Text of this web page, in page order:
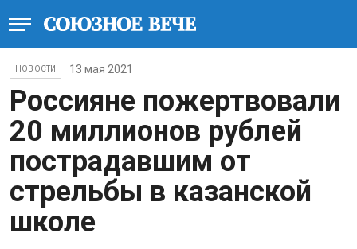
НОВОСТИ 13 мая 2021
Россияне пожертвовали
20 миллионов рублей
пострадавшим от
стрельбы в казанской
школе